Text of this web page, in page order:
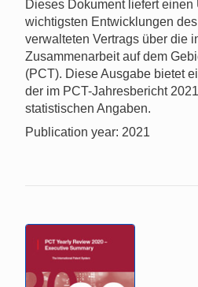
Dieses Dokument liefert
wichtigsten Entwicklungen
verwalteten Vertrags über die
Zusammenarbeit auf dem
(PCT). Diese Ausgabe bietet
der im PCT-Jahresbericht
statistischen Angaben.
Publication year: 2021